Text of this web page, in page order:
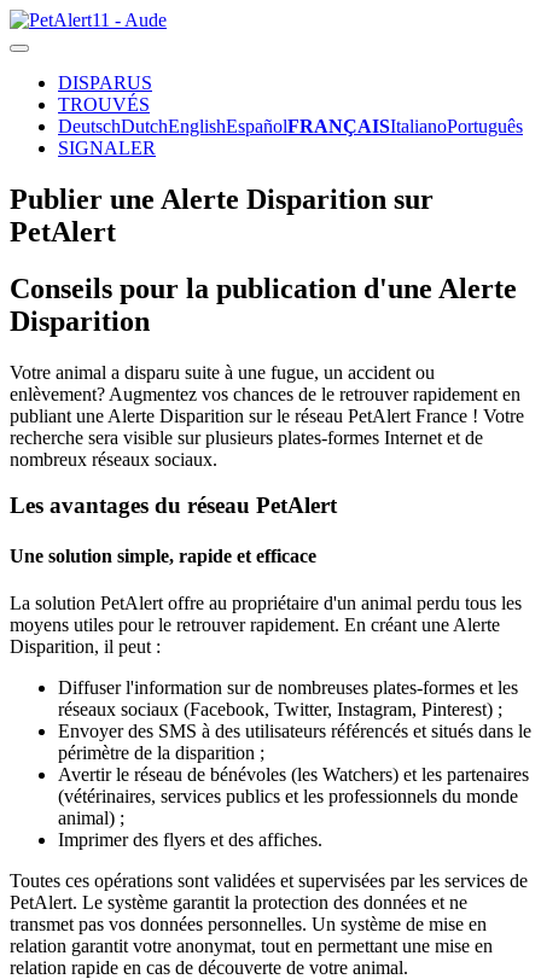
DISPARUS
TROUVÉS
DeutschDutchEnglishEspañolFRANÇAISItalianoPortuguês
SIGNALER
Publier une Alerte Disparition sur
PetAlert
Conseils pour la publication d'une Alerte
Disparition
Votre animal a disparu suite à une fugue, un accident ou
enlèvement? Augmentez vos chances de le retrouver rapidement en
publiant une Alerte Disparition sur le réseau PetAlert France ! Votre
recherche sera visible sur plusieurs plates-formes Internet et de
nombreux réseaux sociaux.
Les avantages du réseau PetAlert
Une solution simple, rapide et efficace
La solution PetAlert offre au propriétaire d'un animal perdu tous les
moyens utiles pour le retrouver rapidement. En créant une Alerte
Disparition, il peut :
Diffuser l'information sur de nombreuses plates-formes et les
réseaux sociaux (Facebook, Twitter, Instagram, Pinterest) ;
Envoyer des SMS à des utilisateurs référencés et situés dans le
périmètre de la disparition ;
Avertir le réseau de bénévoles (les Watchers) et les partenaires
(vétérinaires, services publics et les professionnels du monde
animal) ;
Imprimer des flyers et des affiches.
Toutes ces opérations sont validées et supervisées par les services de
PetAlert. Le système garantit la protection des données et ne
transmet pas vos données personnelles. Un système de mise en
relation garantit votre anonymat, tout en permettant une mise en
relation rapide en cas de découverte de votre animal.